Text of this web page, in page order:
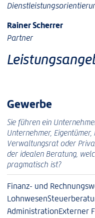
Rainer Scherrer
Partner
Gewerbe
Sie führen ein
Unternehmer,
Verwaltungsrat oder
der idealen Beratung,
pragmatisch ist?
Finanz- und
Lohnwesen
AdministrationExterner